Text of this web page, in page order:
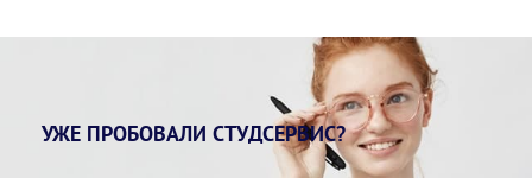
УЖЕ ПРОБОВАЛИ СТУДСЕРВИС?